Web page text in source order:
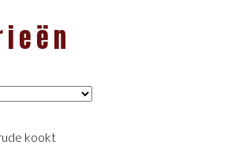
kookt